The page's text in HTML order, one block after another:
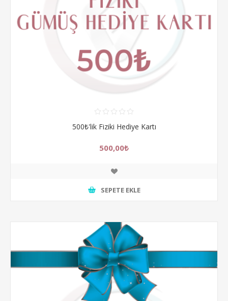
500₺'lik Fiziki Hediye Kartı
500,00₺
SEPETE EKLE